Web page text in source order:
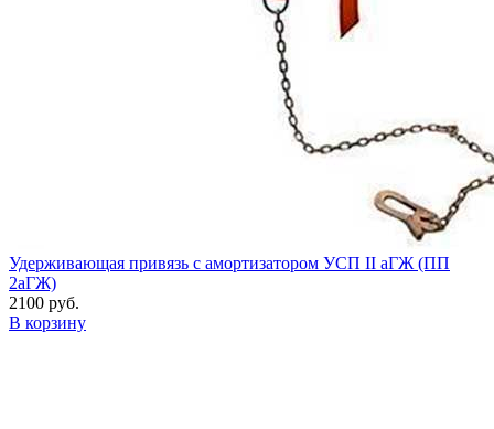
Удерживающая привязь с амортизатором УСП II аГЖ (ПП
2аГЖ)
2100 руб.
В корзину